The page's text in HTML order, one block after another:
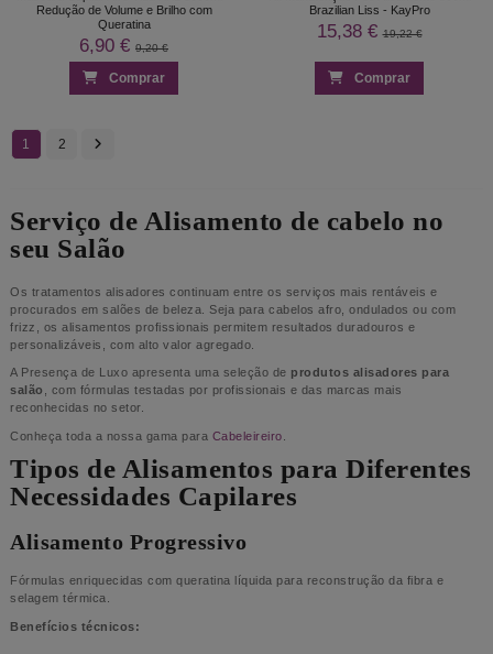
Redução de Volume e Brilho com
Queratina
6,90 € 9,20 €
Comprar
Brazilian Liss - KayPro
15,38 €19,22 €
Comprar
1 2
Serviço de Alisamento de cabelo no
seu Salão
Os tratamentos alisadores continuam entre os serviços mais rentáveis e
procurados em salões de beleza. Seja para cabelos afro, ondulados ou com
frizz, os alisamentos profissionais permitem resultados duradouros e
personalizáveis, com alto valor agregado.
A Presença de Luxo apresenta uma seleção de produtos alisadores para
salão
, com fórmulas testadas por profissionais e das marcas mais
reconhecidas no setor.
Conheça toda a nossa gama para Cabeleireiro
Tipos de Alisamentos para Diferentes
Necessidades Capilares
Alisamento Progressivo
Fórmulas enriquecidas com queratina líquida para reconstrução da fibra e
selagem térmica.
Benefícios técnicos: